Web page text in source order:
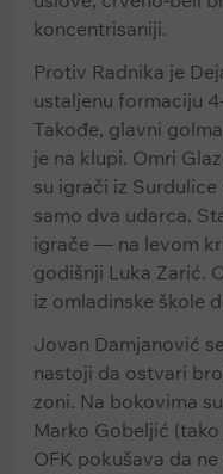
koncentrisaniji.
Protiv Radnika je
ustaljenu formaciju
Takođe, glavni
je na klupi. Omri
su igrači iz
samo dva udarca.
igrače — na levom
godišnji Luka Zarić.
iz omladinske škole
Jovan Damjanović
nastoji da ostvari
zoni. Na bokovima
Marko Gobeljić
OFK pokušava da